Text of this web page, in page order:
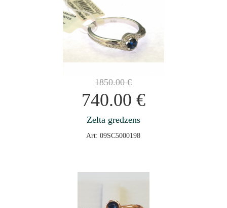
1850.00€
740.00 €
Zelta gredzens
Art: 09SC5000198